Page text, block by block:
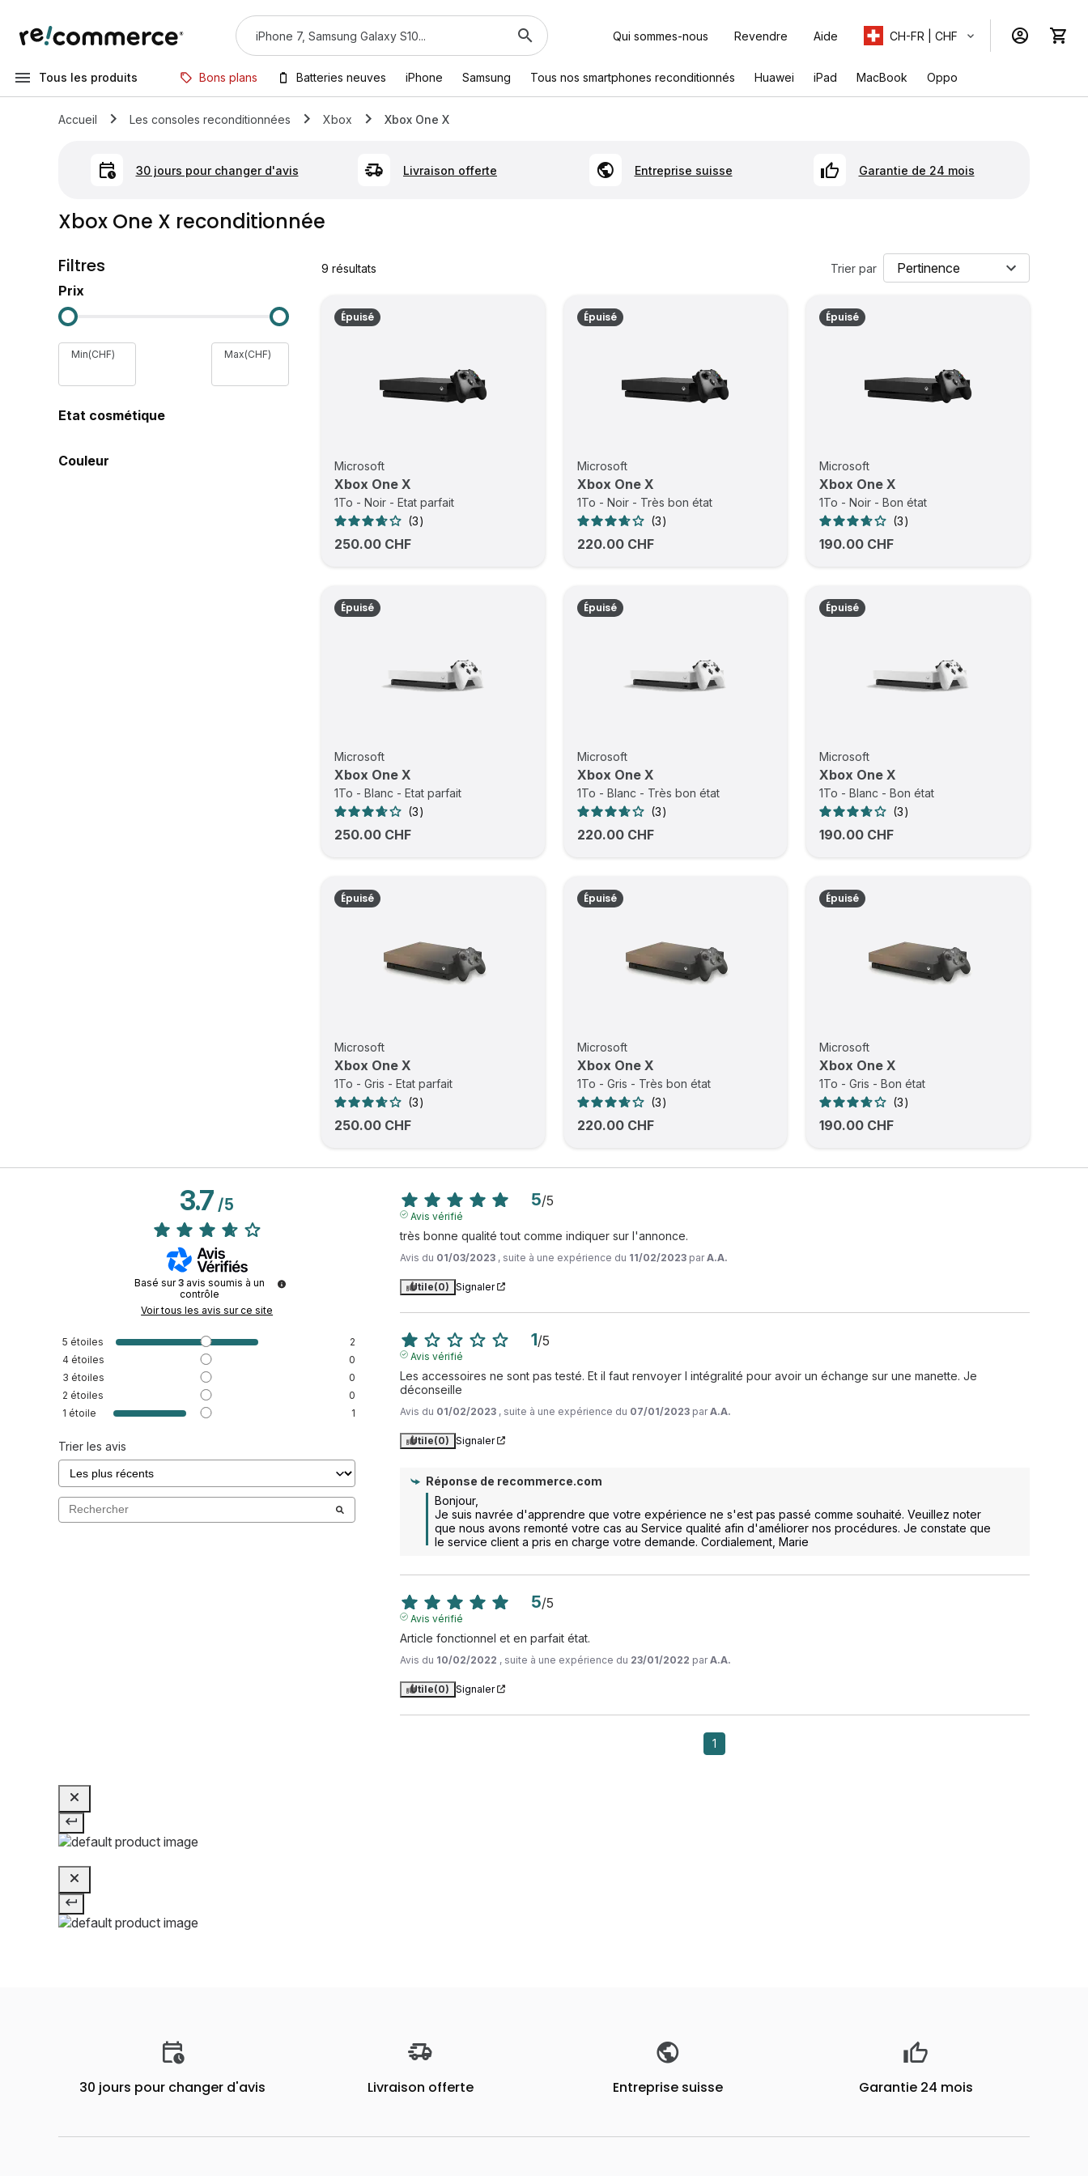
Qui sommes-nous Revendre Aide CH-FR | CHF
Tous les produits Bons plans Batteries neuves iPhone Samsung Tous nos smartphones reconditionnés Huawei iPad MacBook Oppo
Accueil Les consoles reconditionnées Xbox Xbox One X
30 jours pour changer d'avis Livraison offerte Entreprise suisse Garantie de 24 mois
Xbox One X reconditionnée
Trier par
9 résultats
Épuisé
Microsoft
Xbox One X
1To - Noir - Etat parfait
3
250.00 CHF
Épuisé
Microsoft
Xbox One X
1To - Noir - Très bon état
3
220.00 CHF
Épuisé
Microsoft
Xbox One X
1To - Noir - Bon état
3
190.00 CHF
Épuisé
Microsoft
Xbox One X
1To - Blanc - Etat parfait
3
250.00 CHF
Épuisé
Microsoft
Xbox One X
1To - Blanc - Très bon état
3
220.00 CHF
Épuisé
Microsoft
Xbox One X
1To - Blanc - Bon état
3
190.00 CHF
Épuisé
Microsoft
Xbox One X
1To - Gris - Etat parfait
3
250.00 CHF
Épuisé
Microsoft
Xbox One X
1To - Gris - Très bon état
3
220.00 CHF
Épuisé
Microsoft
Xbox One X
1To - Gris - Bon état
3
190.00 CHF
Filtres
Prix
Min(CHF) Max(CHF)
Etat cosmétique
Couleur
3.7/5
Basé sur3 avis soumis à un
contrôle
Voir tous les avis sur ce site
5 étoiles
2
4 étoiles
0
3 étoiles
0
2 étoiles
0
1 étoile 1
Trier les avis
5/5
Avis vérifié
très bonne qualité tout comme indiquer sur l'annonce.
Avis du 01/03/2023 , suite à une expérience du 11/02/2023 parA.A.
Utile(0) Signaler
1/5
Avis vérifié
Les accessoires ne sont pas testé. Et il faut renvoyer l intégralité pour avoir un échange sur une manette. Je
déconseille
Avis du 01/02/2023 , suite à une expérience du 07/01/2023 parA.A.
Utile(0) Signaler
Réponse de recommerce.com
Bonjour,
Je suis navrée d'apprendre que votre expérience ne s'est pas passé comme souhaité. Veuillez noter
que nous avons remonté votre cas au Service qualité afin d'améliorer nos procédures. Je constate que
le service client a pris en charge votre demande. Cordialement, Marie
5/5
Avis vérifié
Article fonctionnel et en parfait état.
Avis du 10/02/2022 , suite à une expérience du 23/01/2022 parA.A.
Utile(0) Signaler
1
30 jours pour changer d'avis Livraison offerte Entreprise suisse Garantie 24 mois